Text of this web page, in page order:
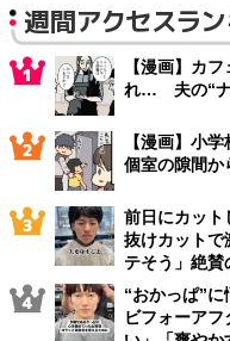
週間アクセスラ
【漫画】カ
れ… 夫の“ナ
【漫画】小
個室の隙間か
前日にカッ
抜けカット
テそう」絶賛
“おかっぱ”
ビフォーア